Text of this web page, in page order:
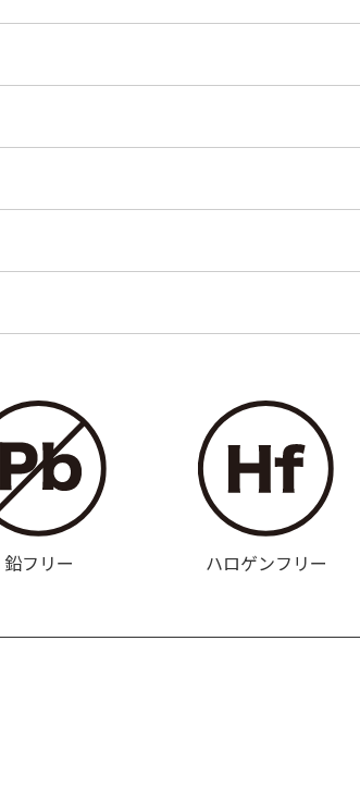
鉛フリー ハロゲンフリー